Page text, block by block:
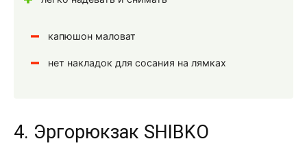
капюшон маловат
нет накладок для сосания на лямках
4. Эргорюкзак SHIBKO